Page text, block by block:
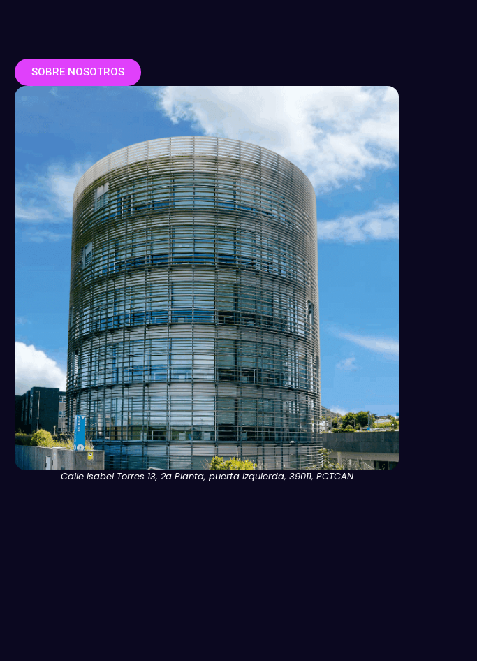
SOBRE NOSOTROS
Calle Isabel Torres 13, 2a Planta, puerta izquierda, 39011, PCTCAN